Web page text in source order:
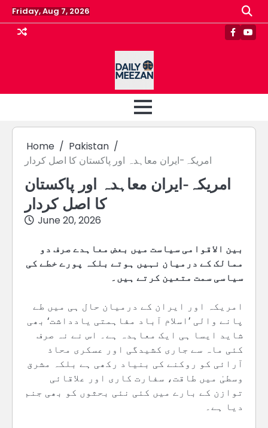
Skip
to
content
Friday, Aug 7, 2026
Home
Pakistan
امریکہ-ایران معاہدہ اور پاکستان کا اصل کردار
امریکہ-ایران معاہدہ اور پاکستان
کا اصل کردار
June 20, 2026
بین الاقوامی سیاست میں بعض معاہدے صرف دو
ممالک کے درمیان نہیں ہوتے بلکہ پورے خطے کی
سیاسی سمت متعین کرتے ہیں۔
امریکہ اور ایران کے درمیان حال ہی میں طے
پانے والی ’اسلام آباد مفاہمتی یادداشت‘ بھی
شاید ایسا ہی ایک معاہدہ ہے۔ اس نے نہ صرف
کئی ماہ سے جاری کشیدگی اور عسکری محاذ
آرائی کو روکنے کی بنیاد رکھی ہے بلکہ مشرق
وسطیٰ میں طاقت، سفارت کاری اور علاقائی
توازن کے بارے میں کئی نئی بحثوں کو بھی جنم
دیا ہے۔